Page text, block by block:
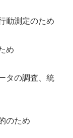
動測定のため
め
タの調査、統
のため